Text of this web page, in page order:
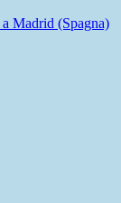
Madrid (Spagna)